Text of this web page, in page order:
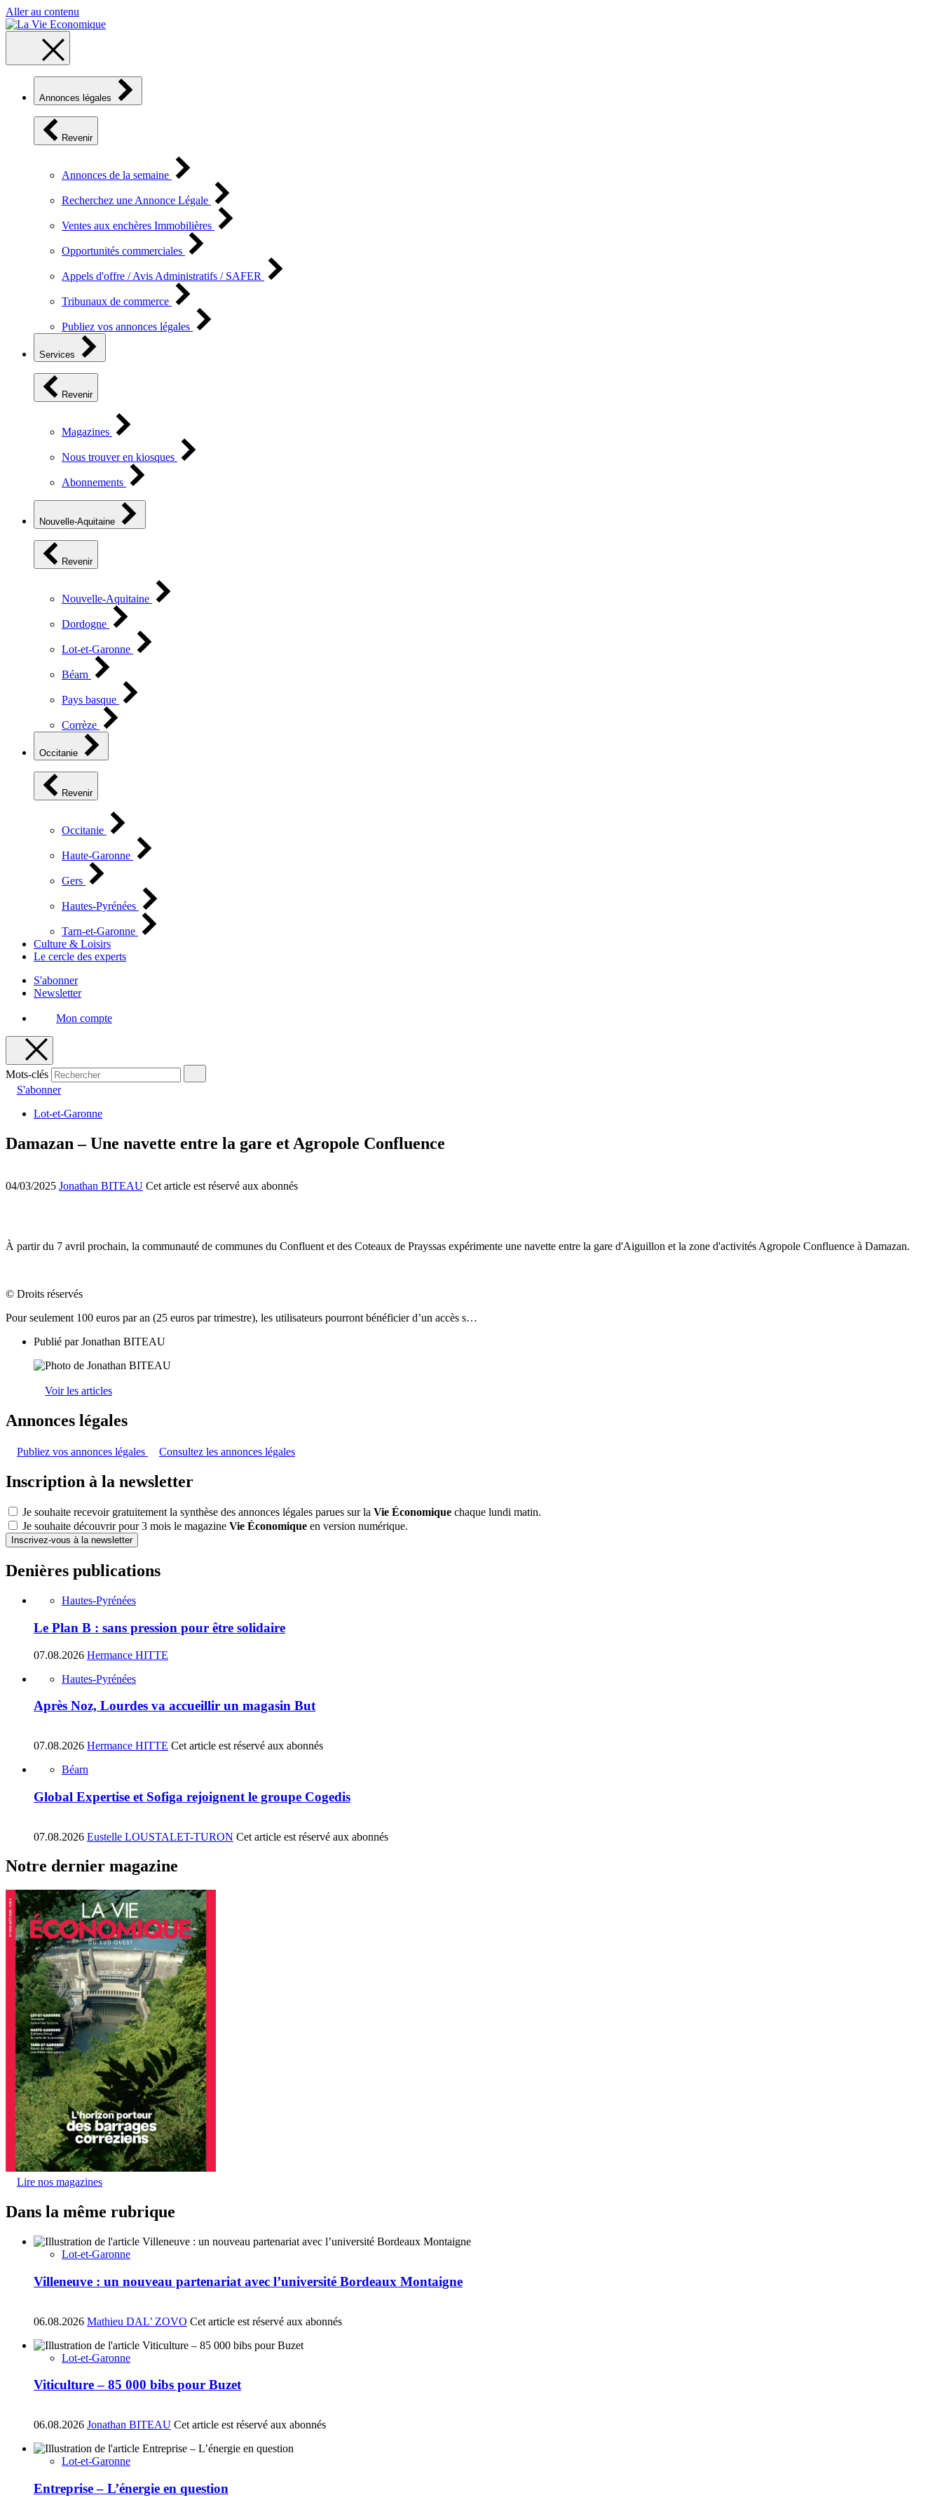
Aller au contenu
Annonces légales
Revenir
Annonces de la semaine
Recherchez une Annonce Légale
Ventes aux enchères Immobilières
Opportunités commerciales
Appels d'offre / Avis Administratifs / SAFER
Tribunaux de commerce
Publiez vos annonces légales
Services
Revenir
Magazines
Nous trouver en kiosques
Abonnements
Nouvelle-Aquitaine
Revenir
Nouvelle-Aquitaine
Dordogne
Lot-et-Garonne
Béarn
Pays basque
Corrèze
Occitanie
Revenir
Occitanie
Haute-Garonne
Gers
Hautes-Pyrénées
Tarn-et-Garonne
Culture & Loisirs
Le cercle des experts
S'abonner
Newsletter
Mon compte
Mots-clés
S'abonner
Lot-et-Garonne
Damazan – Une navette entre la gare et Agropole Confluence
04/03/2025 Jonathan BITEAU Cet article est réservé aux abonnés
À partir du 7 avril prochain, la communauté de communes du Confluent et des Coteaux de Prayssas expérimente une navette entre la gare d'Aiguillon et la zone d'activités Agropole Confluence à Damazan.
© Droits réservés
Pour seulement 100 euros par an (25 euros par trimestre), les utilisateurs pourront bénéficier d’un accès s…
Publié parJonathan BITEAU
Voir les articles
Annonces légales
Publiez vos annonces légales Consultez les annonces légales
Inscription à la newsletter
Je souhaite recevoir gratuitement la synthèse des annonces légales parues sur la Vie Économique chaque lundi matin.
Je souhaite découvrir pour 3 mois le magazine Vie Économique en version numérique.
Inscrivez-vous à la newsletter
Denières publications
Hautes-Pyrénées
Le Plan B : sans pression pour être solidaire
07.08.2026 Hermance HITTE
Hautes-Pyrénées
Après Noz, Lourdes va accueillir un magasin But
07.08.2026 Hermance HITTE Cet article est réservé aux abonnés
Béarn
Global Expertise et Sofiga rejoignent le groupe Cogedis
07.08.2026 Eustelle LOUSTALET-TURON Cet article est réservé aux abonnés
Notre dernier magazine
Lire nos magazines
Dans la même rubrique
Lot-et-Garonne
Villeneuve : un nouveau partenariat avec l’université Bordeaux Montaigne
06.08.2026 Mathieu DAL’ ZOVO Cet article est réservé aux abonnés
Lot-et-Garonne
Viticulture – 85 000 bibs pour Buzet
06.08.2026 Jonathan BITEAU Cet article est réservé aux abonnés
Lot-et-Garonne
Entreprise – L’énergie en question